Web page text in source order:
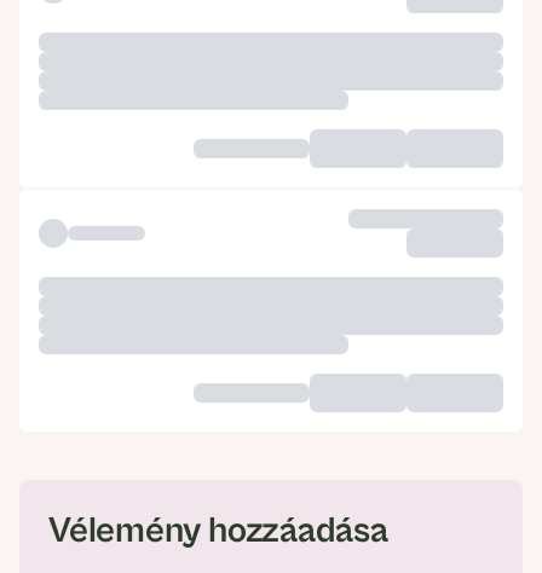
Vélemény hozzáadása